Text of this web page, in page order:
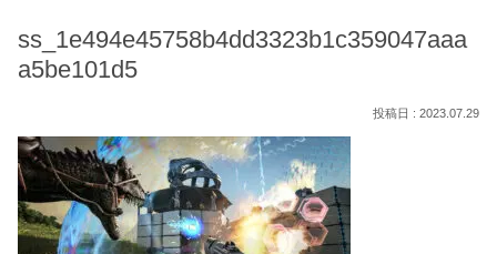
ss_1e494e45758b4dd3323b1c359047aaa
a5be101d5
2023.07.29